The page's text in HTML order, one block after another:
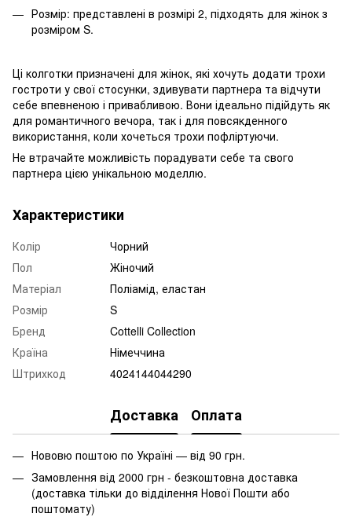
Розмір: представлені в розмірі 2, підходять для жінок з
розміром S.
Ці колготки призначені для жінок, які хочуть додати трохи
гостроти у свої стосунки, здивувати партнера та відчути
себе впевненою і привабливою. Вони ідеально підійдуть як
для романтичного вечора, так і для повсякденного
використання, коли хочеться трохи пофліртуючи.
Не втрачайте можливість порадувати себе та свого
партнера цією унікальною моделлю.
Характеристики
Колір
Чорний
Пол
Жіночий
Матеріал
Поліамід, еластан
Розмір
S
Бренд
Cottelli Collection
Країна
Німеччина
Штрихкод
4024144044290
Доставка Оплата
Нововю поштою по Україні — від 90 грн.
Замовлення від 2000 грн - безкоштовна доставка
(доставка тільки до відділення Нової Пошти або
поштомату)